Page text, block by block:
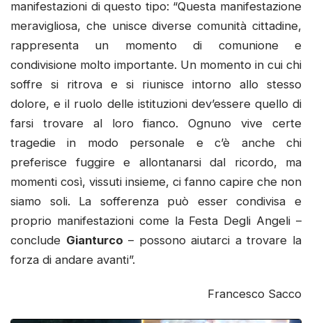
manifestazioni di questo tipo: “Questa manifestazione
meravigliosa, che unisce diverse comunità cittadine,
rappresenta un momento di comunione e
condivisione molto importante. Un momento in cui chi
soffre si ritrova e si riunisce intorno allo stesso
dolore, e il ruolo delle istituzioni dev’essere quello di
farsi trovare al loro fianco. Ognuno vive certe
tragedie in modo personale e c’è anche chi
preferisce fuggire e allontanarsi dal ricordo, ma
momenti così, vissuti insieme, ci fanno capire che non
siamo soli. La sofferenza può esser condivisa e
proprio manifestazioni come la Festa Degli Angeli –
conclude Gianturco – possono aiutarci a trovare la
forza di andare avanti”.
Francesco Sacco